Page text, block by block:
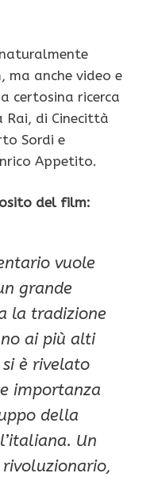
ma anche video e
certosina ricerca
Rai, di Cinecittà
Sordi e
Appetito.
del film:
vuole
grande
la tradizione
ai più alti
è rivelato
importanza
della
Un